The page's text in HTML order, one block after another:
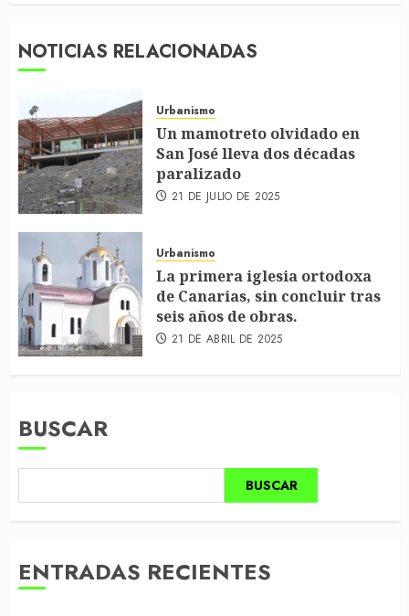
NOTICIAS RELACIONADAS
Urbanismo
Un mamotreto olvidado en
San José lleva dos décadas
paralizado
21 DE JULIO DE 2025
Urbanismo
La primera iglesia ortodoxa
de Canarias, sin concluir tras
seis años de obras.
21 DE ABRIL DE 2025
BUSCAR
BUSCAR
ENTRADAS RECIENTES